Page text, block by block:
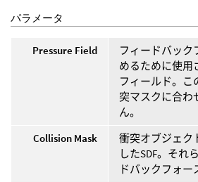
パラメータ
Pressure Field
フィードバック
めるために使用
フィールド。こ
突マスクに合わ
ん。
Collision Mask
衝突オブジェク
したSDF。それ
ドバックフォー